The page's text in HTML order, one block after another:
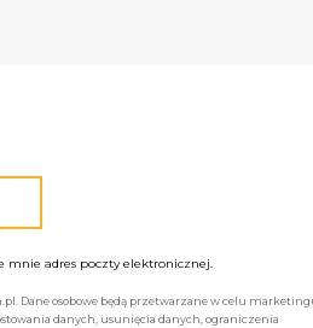
adres poczty elektronicznej.
Dane osobowe będą przetwarzane w celu
danych, usunięcia danych, ograniczenia